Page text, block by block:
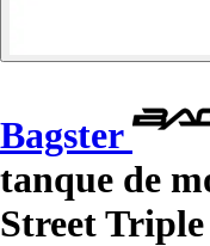
Bagster
tanque de
Street Triple